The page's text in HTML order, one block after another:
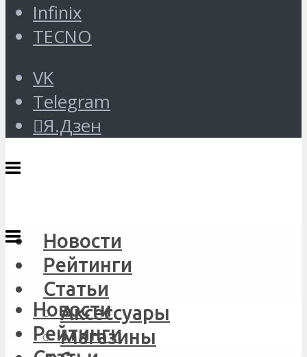
Infinix
TECNO
VK
Telegram
Я.Дзен
Новости
Рейтинги
Статьи
Аксессуары
Магазины
Новости
Рейтинги